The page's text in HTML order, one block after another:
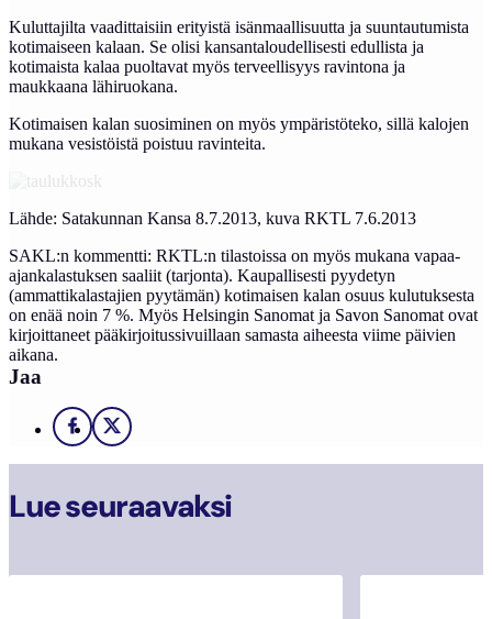
Kuluttajilta vaadittaisiin erityistä isänmaallisuutta ja suuntautumista
kotimaiseen kalaan. Se olisi kansantaloudellisesti edullista ja
kotimaista kalaa puoltavat myös terveellisyys ravintona ja
maukkaana lähiruokana.
Kotimaisen kalan suosiminen on myös ympäristöteko, sillä kalojen
mukana vesistöistä poistuu ravinteita.
Lähde: Satakunnan Kansa 8.7.2013, kuva RKTL 7.6.2013
SAKL:n kommentti: RKTL:n tilastoissa on myös mukana vapaa-
ajankalastuksen saaliit (tarjonta). Kaupallisesti pyydetyn
(ammattikalastajien pyytämän) kotimaisen kalan osuus kulutuksesta
on enää noin 7 %. Myös Helsingin Sanomat ja Savon Sanomat ovat
kirjoittaneet pääkirjoitussivuillaan samasta aiheesta viime päivien
aikana.
Jaa
Facebook
X
Lue seuraavaksi